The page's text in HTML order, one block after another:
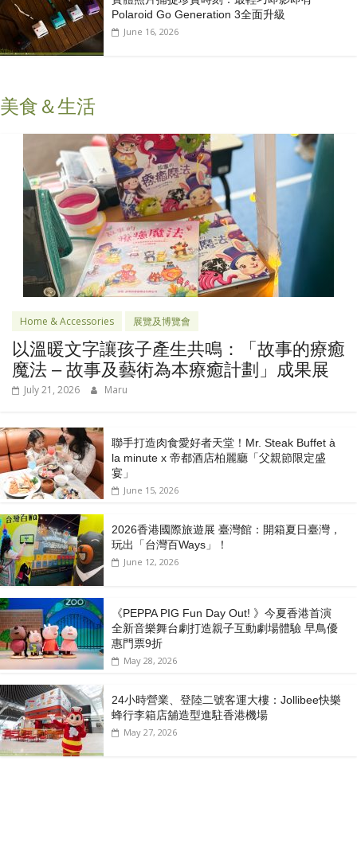
Polaroid Go Generation 3全面升級
June 16, 2026
美食＆生活
Home & Accessories 展覽及博覽會
以溫暖文字讓孩子產生共鳴：「故事的療癒
魔法 – 故事及藝術為本療癒計劃」成果展
July 21, 2026 Maru
聯手打造肉食愛好者天堂！Mr. Steak Buffet à
la minute x 帝都酒店柏麗廳「⽗親節限定盛
宴」
June 15, 2026
2026香港國際旅遊展 臺灣館：開箱夏日臺灣，
玩出「台灣百Ways」！
June 12, 2026
《PEPPA PIG Fun Day Out! 》今夏香港首演
全新音樂舞台劇打造親子互動劇場體驗 早鳥優
惠門票9折
May 28, 2026
24小時營業、登陸二號客運大樓：Jollibee快樂
蜂行李箱店舖造型進駐香港機場
May 27, 2026